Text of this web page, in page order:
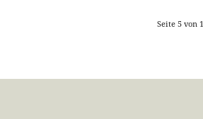
Seite 5 von